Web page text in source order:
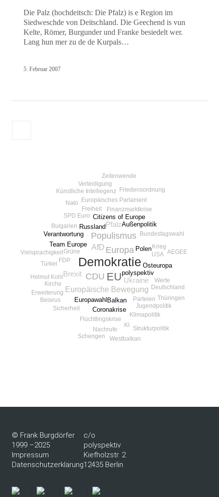
Die Palz (hochdeitsch: Die Pfalz) is e Region im
Siedweschde von Deitschland. Die Geechend is vun
Kelte, Römer, Burgunder und Franke besiedelt wer.
Lang hun mer zu de de Kurpals…
5. Februar 2007
Demokratie
EU
Europa
CDU
Populismus
AfD
Europäische Bewegung
Ukraine
Brexit
Pfalz
Osteuropa
polyspektiv
Europawahl
Team Europe
Russland
Balkan
Coronakrise
Außenpolitik
Citizens of Europe
Polen
Verantwortung
FDP
Finanzmarktkrise
Flüchtlingskrise
Bundestagswahl
Werte
Euro
Krieg
Parteien
USA
Klimapolitik
Nachrufe
SPD
Deutschland
Europäisches Parlament
Grüne
Helmut Kohl
Jugendpolitik
Kirche
Sicherheit
Strukturpolitik
Türkei
Vielsprachigkeit AEGEE
Belarus
Bulgarien
Erweiterung
Freiheit
Friedensordnung
KI
Künstliche Intelliegenz
Nato
Schengen
Thüringen
Verteidigung
Westbalkan
Zeitenwende
© Frank Burgdörfer
1999 –2025
Impressum
Datenschutzerklärung
c/o
polyspektiv
Kiefholzstr. 2
12435 Berlin